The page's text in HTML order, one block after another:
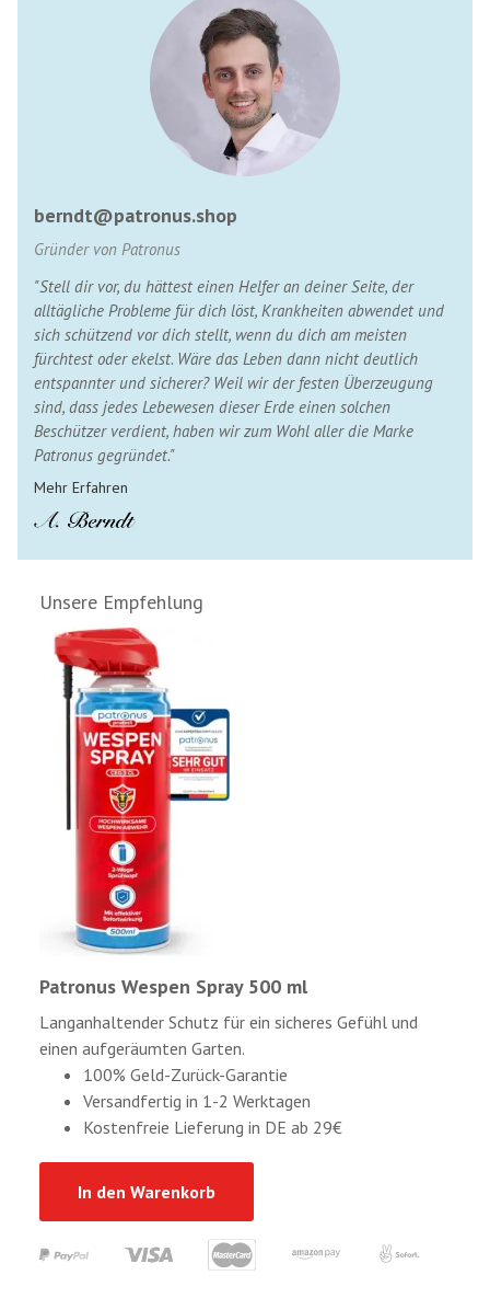
berndt@patronus.shop
Gründer von Patronus
"Stell dir vor, du hättest einen Helfer an deiner Seite, der
alltägliche Probleme für dich löst, Krankheiten abwendet und
sich schützend vor dich stellt, wenn du dich am meisten
fürchtest oder ekelst. Wäre das Leben dann nicht deutlich
entspannter und sicherer? Weil wir der festen Überzeugung
sind, dass jedes Lebewesen dieser Erde einen solchen
Beschützer verdient, haben wir zum Wohl aller die Marke
Patronus gegründet."
Mehr Erfahren
Unsere Empfehlung
Patronus Wespen Spray 500 ml
Langanhaltender Schutz für ein sicheres Gefühl und
einen aufgeräumten Garten.
100% Geld-Zurück-Garantie
Versandfertig in 1-2 Werktagen
Kostenfreie Lieferung in DE ab 29€
In den Warenkorb